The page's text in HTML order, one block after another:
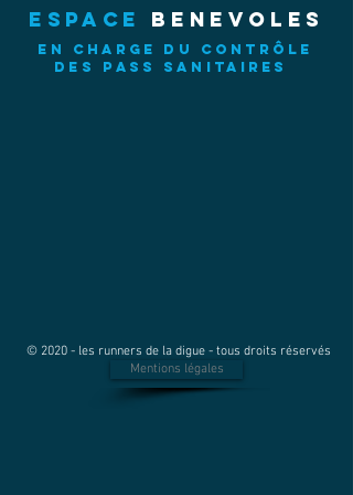
espace BENEVOLES
en charge du contrôle
des pass sanitaires
© 2020 - les runners de la digue - tous droits réservés
Mentions légales